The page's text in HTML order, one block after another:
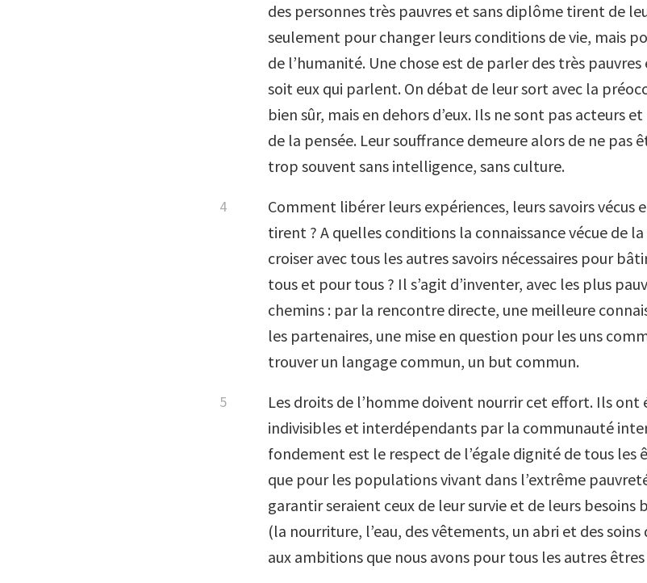
des personnes très pauvres et sans diplôme tirent de
seulement pour changer leurs conditions de vie, mais
de l’humanité. Une chose est de parler des très
soit eux qui parlent. On débat de leur sort avec la
bien sûr, mais en dehors d’eux. Ils ne sont pas acteurs
de la pensée. Leur souffrance demeure alors de ne pas
trop souvent sans intelligence, sans culture.
Comment libérer leurs expériences, leurs savoirs vécus
tirent ? A quelles conditions la connaissance vécue de
croiser avec tous les autres savoirs nécessaires pour
tous et pour tous ? Il s’agit d’inventer, avec les plus
chemins : par la rencontre directe, une meilleure
les partenaires, une mise en question pour les uns
trouver un langage commun, un but commun.
Les droits de l’homme doivent nourrir cet effort. Ils ont
indivisibles et interdépendants par la communauté
fondement est le respect de l’égale dignité de tous les
que pour les populations vivant dans l’extrême
garantir seraient ceux de leur survie et de leurs
(la nourriture, l’eau, des vêtements, un abri et des soins
aux ambitions que nous avons pour tous les autres